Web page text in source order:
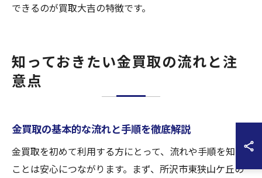
できるのが買取大吉の特徴です。
知っておきたい金買取の流れと注
意点
金買取の基本的な流れと手順を徹底解説
金買取を初めて利用する方にとって、流れや手順を知る
ことは安心につながります。まず、所沢市東狭山ケ丘の